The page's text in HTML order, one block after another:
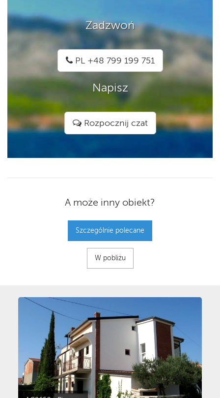
Zadzwoń
PL +48 799 199 751
Napisz
Rozpocznij czat
A może inny obiekt?
Szczególnie polecane
W pobliżu